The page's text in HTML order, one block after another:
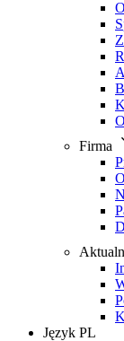
Firma
Język PL